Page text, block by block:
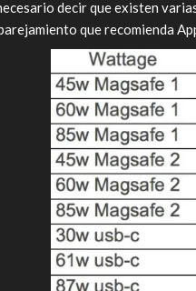
decir que existen
que recomienda